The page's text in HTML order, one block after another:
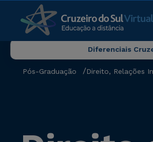
Diferenciais
Pós-Graduação Direito, Relações